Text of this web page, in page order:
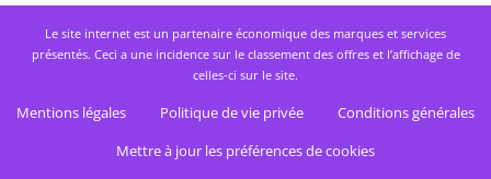
Le site internet est un partenaire économique des marques et services
présentés. Ceci a une incidence sur le classement des offres et l’affichage de
celles-ci sur le site.
Mentions légales Politique de vie privée
Conditions générales
Mettre à jour les préférences de cookies